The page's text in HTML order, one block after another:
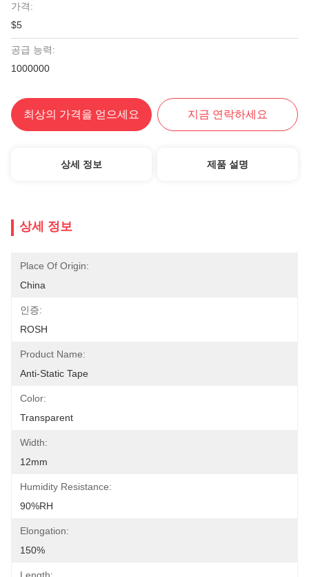
가격:
$5
공급 능력:
1000000
최상의 가격을 얻으세요 지금 연락하세요
상세 정보 제품 설명
상세 정보
Place Of Origin:
China
인증:
ROSH
Product Name:
Anti-Static Tape
Color:
Transparent
Width:
12mm
Humidity Resistance:
90%RH
Elongation:
150%